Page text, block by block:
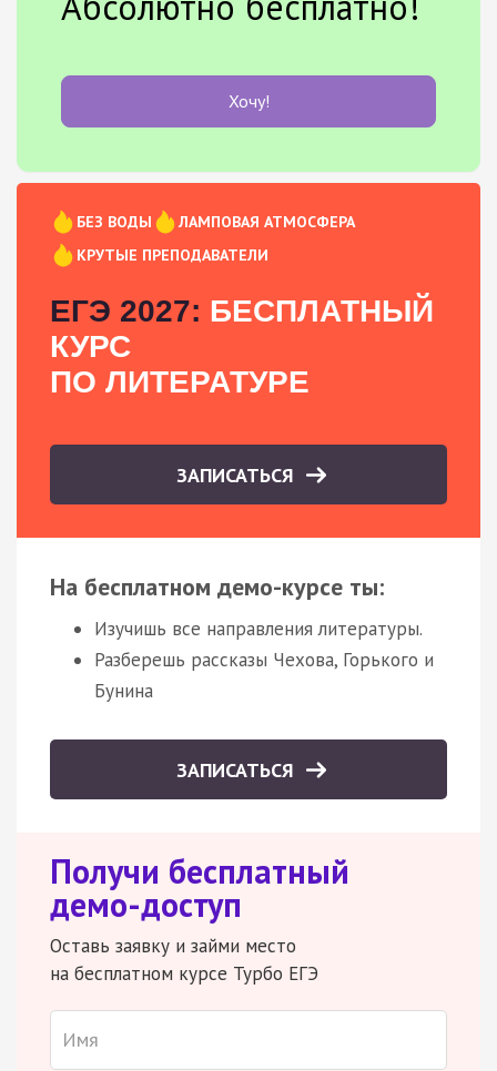
Хочу!
БЕЗ ВОДЫ
ЛАМПОВАЯ АТМОСФЕРА
КРУТЫЕ ПРЕПОДАВАТЕЛИ
ЕГЭ 2027: БЕСПЛАТНЫЙ
КУРС
ПО ЛИТЕРАТУРЕ
ЗАПИСАТЬСЯ
На бесплатном демо-курсе ты:
Изучишь все направления литературы.
Разберешь рассказы Чехова, Горького и
Бунина
ЗАПИСАТЬСЯ
Получи бесплатный
демо-доступ
Оставь заявку и займи место
на бесплатном курсе Турбо ЕГЭ